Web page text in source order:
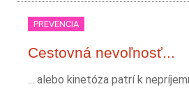
PREVENCIA
Cestovná nevoľnosť...
... alebo kinetóza patrí k